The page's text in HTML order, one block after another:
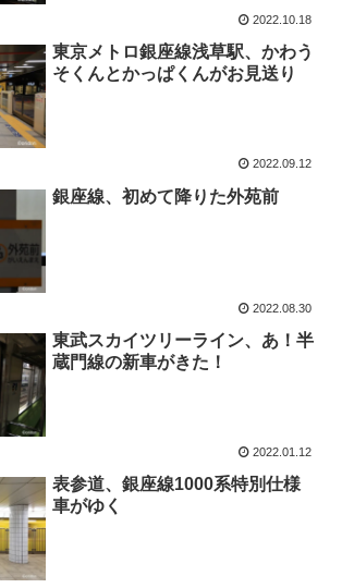
2022.10.18
東京メトロ銀座線浅草駅、かわう
そくんとかっぱくんがお見送り
2022.09.12
銀座線、初めて降りた外苑前
2022.08.30
東武スカイツリーライン、あ！半
蔵門線の新車がきた！
2022.01.12
表参道、銀座線1000系特別仕様
車がゆく